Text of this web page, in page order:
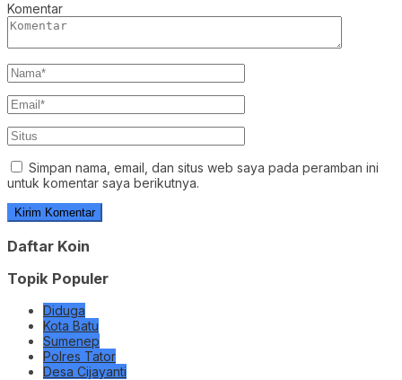
Komentar
Simpan nama, email, dan situs web saya pada peramban ini
untuk komentar saya berikutnya.
Daftar Koin
Topik Populer
Diduga
Kota Batu
Sumenep
Polres Tator
Desa Cijayanti